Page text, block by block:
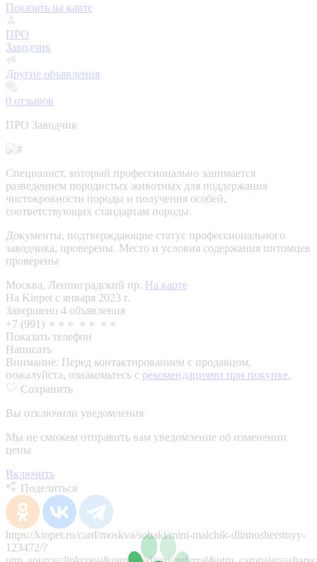
Показать на карте
ПРО
Заводчик
Другие объявления
0 отзывов
ПРО Заводчик
Специалист, который профессионально занимается
разведением породистых животных для поддержания
чистокровности породы и получения особей,
соответствующих стандартам породы.
Документы, подтверждающие статус профессионального
заводчика, проверены. Место и условия содержания питомцев
проверены
Москва, Ленинградский пр. На карте
На Kinpet c января 2023 г.
Завершено 4 объявления
+7 (991) ⚬⚬⚬ ⚬⚬ ⚬⚬
Показать телефон
Написать
Внимание: Перед контактированием с продавцом,
пожалуйста, ознакомьтесь с рекомендациями при покупке.
Сохранить
Вы отключили уведомления
Мы не сможем отправить вам уведомление об изменении
цены
Включить
Поделиться
https://kinpet.ru/card/moskva/sobaki/mini-malchik-dlinnosherstnyy-
123472/?